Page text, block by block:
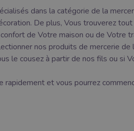
dans la catégorie de la
De plus, Vous trouverez
de Votre maison ou de Votre
nos produits de mercerie
le cousez à partir de nos fils ou si
rapidement et vous pourrez